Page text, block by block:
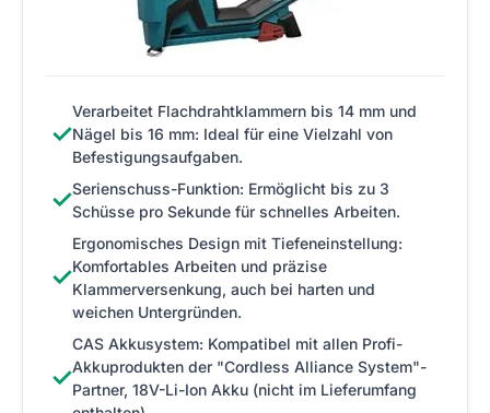
✓
Verarbeitet Flachdrahtklammern bis 14 mm und
Nägel bis 16 mm: Ideal für eine Vielzahl von
Befestigungsaufgaben.
✓Serienschuss-Funktion: Ermöglicht bis zu 3
Schüsse pro Sekunde für schnelles Arbeiten.
✓
Ergonomisches Design mit Tiefeneinstellung:
Komfortables Arbeiten und präzise
Klammerversenkung, auch bei harten und
weichen Untergründen.
✓
CAS Akkusystem: Kompatibel mit allen Profi-
Akkuprodukten der "Cordless Alliance System"-
Partner, 18V-Li-Ion Akku (nicht im Lieferumfang